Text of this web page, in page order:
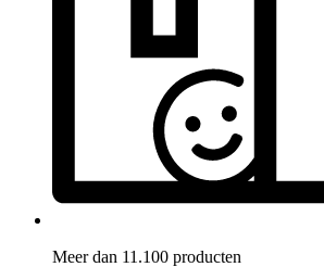
Meer dan 11.100 producten